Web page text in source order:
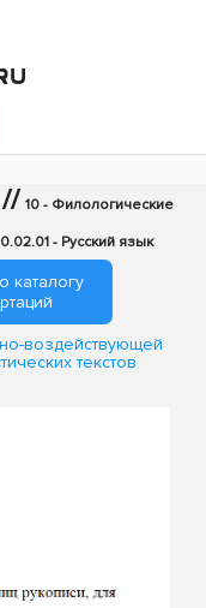
// 10 - Филологические
- Русский язык
каталогу
воздействующей
текстов